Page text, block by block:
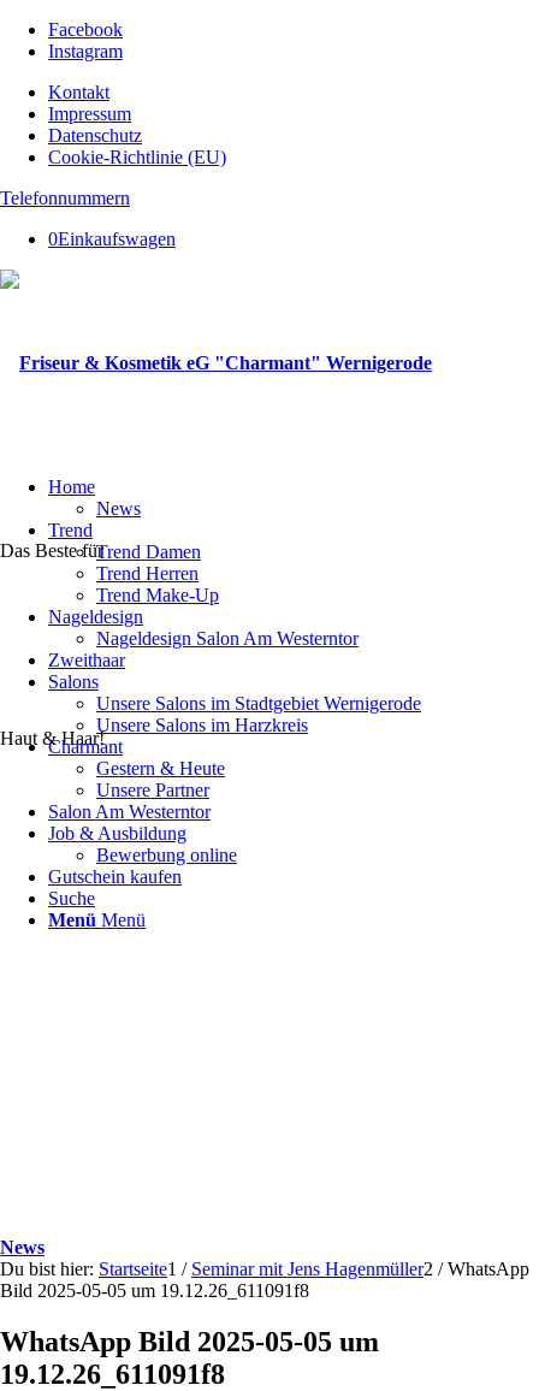
Facebook
Instagram
Kontakt
Impressum
Datenschutz
Cookie-Richtlinie (EU)
Telefonnummern
0Einkaufswagen
Das Beste für
Haut & Haar!
Home
News
Trend
Trend Damen
Trend Herren
Trend Make-Up
Nageldesign
Nageldesign Salon Am Westerntor
Zweithaar
Salons
Unsere Salons im Stadtgebiet Wernigerode
Unsere Salons im Harzkreis
Charmant
Gestern & Heute
Unsere Partner
Salon Am Westerntor
Job & Ausbildung
Bewerbung online
Gutschein kaufen
Suche
Menü Menü
News
Du bist hier: Startseite1 / Seminar mit Jens Hagenmüller2 / WhatsApp
Bild 2025-05-05 um 19.12.26_611091f8
WhatsApp Bild 2025-05-05 um
19.12.26_611091f8